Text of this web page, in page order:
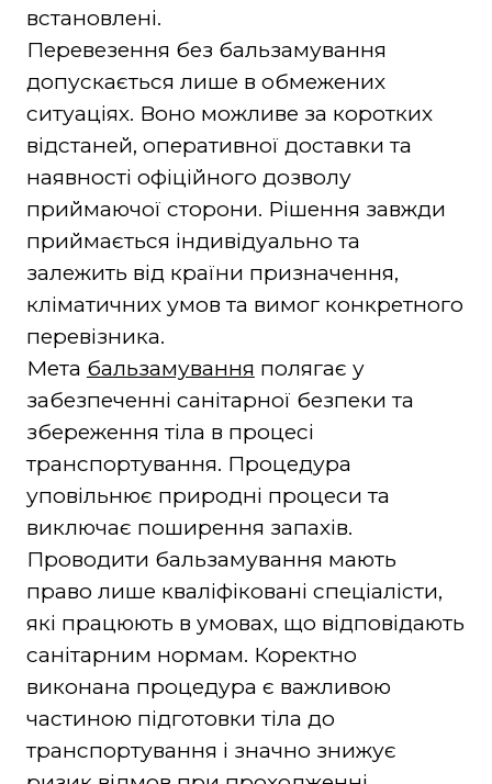
встановлені.
Перевезення без бальзамування
допускається лише в обмежених
ситуаціях. Воно можливе за коротких
відстаней, оперативної доставки та
наявності офіційного дозволу
приймаючої сторони. Рішення завжди
приймається індивідуально та
залежить від країни призначення,
кліматичних умов та вимог конкретного
перевізника.
Мета бальзамування полягає у
забезпеченні санітарної безпеки та
збереження тіла в процесі
транспортування. Процедура
уповільнює природні процеси та
виключає поширення запахів.
Проводити бальзамування мають
право лише кваліфіковані спеціалісти,
які працюють в умовах, що відповідають
санітарним нормам. Коректно
виконана процедура є важливою
частиною підготовки тіла до
транспортування і значно знижує